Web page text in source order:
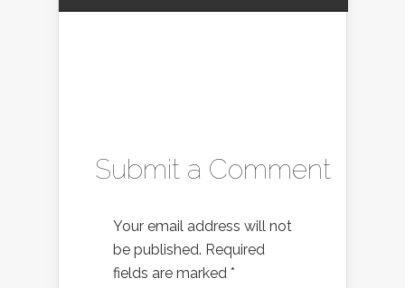
Submit a Comment
Your email address will not
be published. Required
fields are marked *